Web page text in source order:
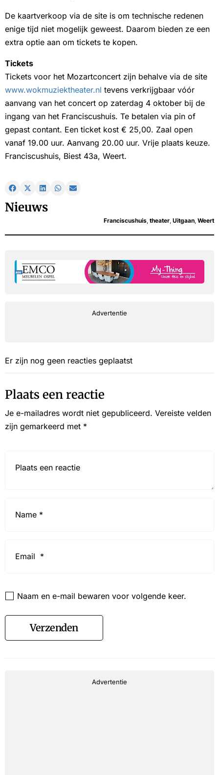
De kaartverkoop via de site is om technische redenen
enige tijd niet mogelijk geweest. Daarom bieden ze een
extra optie aan om tickets te kopen.
Tickets
Tickets voor het Mozartconcert zijn behalve via de site
www.wokmuziektheater.nl tevens verkrijgbaar vóór
aanvang van het concert op zaterdag 4 oktober bij de
ingang van het Franciscushuis. Te betalen via pin of
gepast contant. Een ticket kost € 25,00. Zaal open
vanaf 19.00 uur. Aanvang 20.00 uur. Vrije plaats keuze.
Franciscushuis, Biest 43a, Weert.
Nieuws
Franciscushuis theater Uitgaan Weert
Advertentie
Er zijn nog geen reacties geplaatst
Plaats een reactie
Je e-mailadres wordt niet gepubliceerd. Vereiste velden
zijn gemarkeerd met *
Naam en e-mail bewaren voor volgende keer.
Verzenden
Advertentie